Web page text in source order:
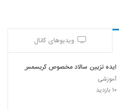
ویدیوهای کانال
ایده تزیین سالاد مخصوص کریسمس
آموزشی
۱۰ بازدید